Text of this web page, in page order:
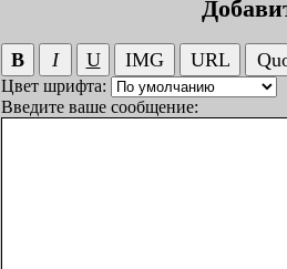
Цвет шрифта:
Введите ваше сообщение: